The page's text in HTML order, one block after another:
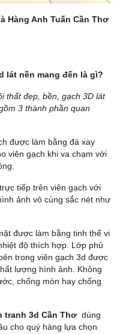
Hàng Anh Tuấn Cần Thơ
lát nền mang đến là gì?
thất đẹp, bền, gạch 3D lát
3 thành phần quan
được làm bằng đá xay
viên gạch khi va chạm với
tiếp trên viên gạch với
ảnh vô cùng sắc nét như
được làm bằng tinh thể vi
độ thích hợp. Lớp phủ
trong viên gạch 3d được
lượng hình ảnh. Không
chống mòn hay chống
tranh 3d Cần Thơ dùng
cho quý hàng lựa chọn.